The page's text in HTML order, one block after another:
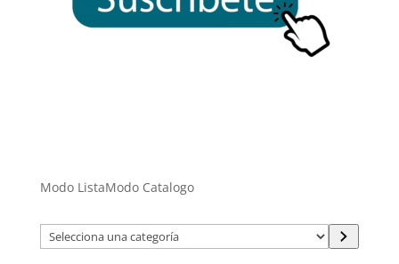
Modo ListaModo Catalogo
Selecciona
una